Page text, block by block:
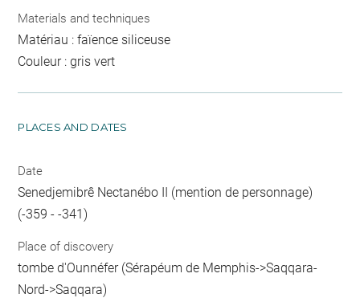
Materials and techniques
Matériau : faïence siliceuse
Couleur : gris vert
PLACES AND DATES
Date
Senedjemibrê Nectanébo II (mention de personnage)
(-359 - -341)
Place of discovery
tombe d'Ounnéfer (Sérapéum de Memphis->Saqqara-
Nord->Saqqara)